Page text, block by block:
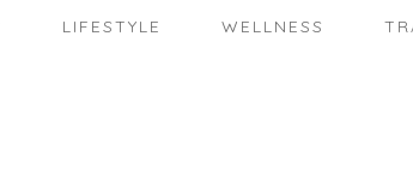
LIFESTYLE WELLNESS